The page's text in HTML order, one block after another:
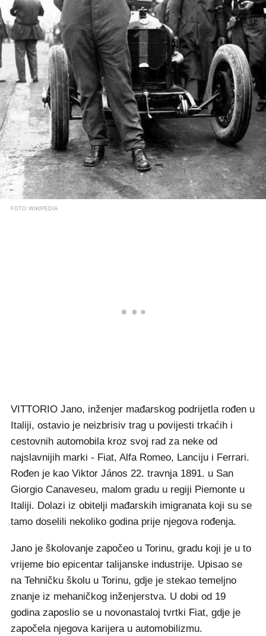
FOTO: WIKIPEDIA
VITTORIO Jano, inženjer mađarskog podrijetla rođen u
Italiji, ostavio je neizbrisiv trag u povijesti trkaćih i
cestovnih automobila kroz svoj rad za neke od
najslavnijih marki - Fiat, Alfa Romeo, Lanciju i Ferrari.
Rođen je kao Viktor János 22. travnja 1891. u San
Giorgio Canaveseu, malom gradu u regiji Piemonte u
Italiji. Dolazi iz obitelji mađarskih imigranata koji su se
tamo doselili nekoliko godina prije njegova rođenja.
Jano je školovanje započeo u Torinu, gradu koji je u to
vrijeme bio epicentar talijanske industrije. Upisao se
na Tehničku školu u Torinu, gdje je stekao temeljno
znanje iz mehaničkog inženjerstva. U dobi od 19
godina zaposlio se u novonastaloj tvrtki Fiat, gdje je
započela njegova karijera u automobilizmu.